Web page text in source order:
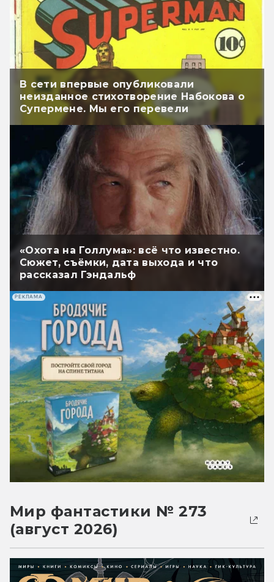
В сети впервые опубликовали
неизданное стихотворение Набокова о
Супермене. Мы его перевели
«Охота на Голлума»: всё что известно.
Сюжет, съёмки, дата выхода и что
рассказал Гэндальф
РЕКЛАМА
Мир фантастики № 273
(август 2026)